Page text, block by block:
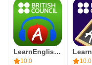
LearnEnglish Podcasts
10.0 10.0